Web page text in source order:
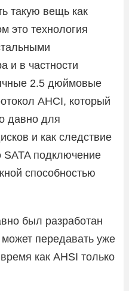
такую вещь как
это технология
и в частности
2.5 дюймовые
AHCI, который
давно для
и как следствие
SATA подключение
способностью
был разработан
передавать уже
как AHSI только